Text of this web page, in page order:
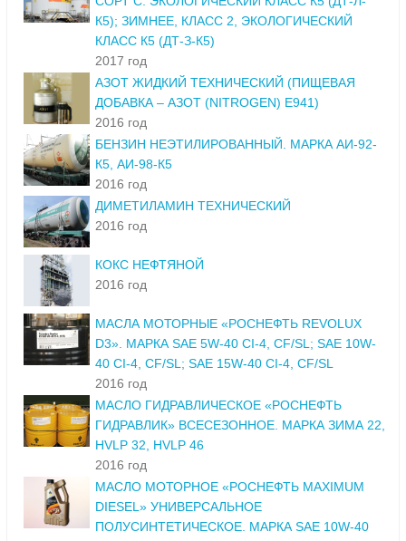
К5); ЗИМНЕЕ, КЛАСС 2, ЭКОЛОГИЧЕСКИЙ
КЛАСС К5 (ДТ-З-К5)
2017 год
АЗОТ ЖИДКИЙ ТЕХНИЧЕСКИЙ (ПИЩЕВАЯ
ДОБАВКА – АЗОТ (NITROGEN) E941)
2016 год
БЕНЗИН НЕЭТИЛИРОВАННЫЙ. МАРКА АИ-92-
К5, АИ-98-К5
2016 год
ДИМЕТИЛАМИН ТЕХНИЧЕСКИЙ
2016 год
КОКС НЕФТЯНОЙ
2016 год
МАСЛА МОТОРНЫЕ «РОСНЕФТЬ REVOLUX
D3». МАРКА SAE 5W-40 CI-4, CF/SL; SAE 10W-
40 CI-4, CF/SL; SAE 15W-40 CI-4, CF/SL
2016 год
МАСЛО ГИДРАВЛИЧЕСКОЕ «РОСНЕФТЬ
ГИДРАВЛИК» ВСЕСЕЗОННОЕ. МАРКА ЗИМА 22,
HVLP 32, HVLP 46
2016 год
МАСЛО МОТОРНОЕ «РОСНЕФТЬ MAXIMUM
DIESEL» УНИВЕРСАЛЬНОЕ
ПОЛУСИНТЕТИЧЕСКОЕ. МАРКА SAE 10W-40